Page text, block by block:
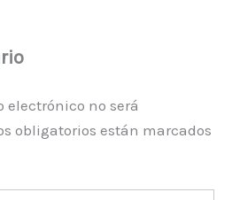
electrónico no será
obligatorios están marcados